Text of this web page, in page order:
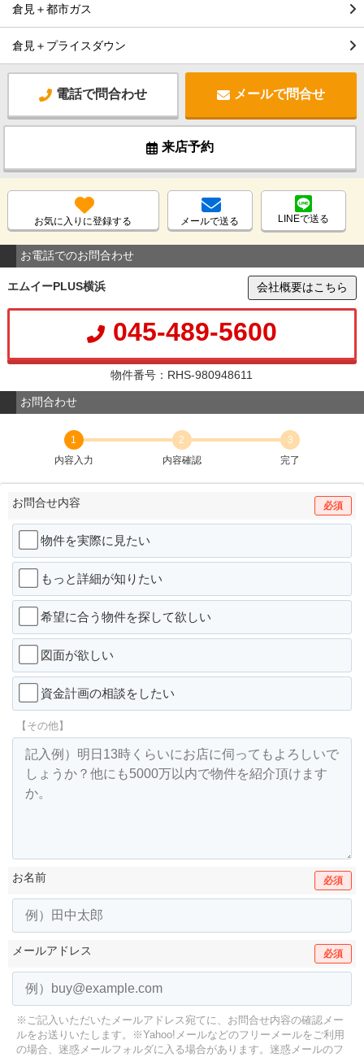
倉見＋都市ガス
倉見＋プライスダウン
電話で問合わせ メールで問合せ
来店予約
お気に入りに登録する メールで送る LINEで送る
お電話でのお問合わせ
エムイーPLUS横浜 会社概要はこちら
045-489-5600
物件番号：RHS-980948611
お問合わせ
1
内容入力
2
内容確認
3
完了
お問合せ内容 必須
物件を実際に見たい
もっと詳細が知りたい
希望に合う物件を探して欲しい
図面が欲しい
資金計画の相談をしたい
【その他】
お名前 必須
メールアドレス 必須
※ご記入いただいたメールアドレス宛てに、お問合せ内容の確認メー
ルをお送りいたします。
※Yahoo!メールなどのフリーメールをご利用
の場合、迷惑メールフォルダに入る場合があります。 迷惑メールのフ